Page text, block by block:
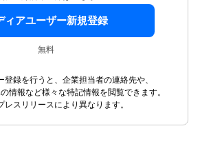
ィアユーザー新規登録
無料
登録を行うと、企業担当者の連絡先や、
情報など様々な特記情報を閲覧できます。
スリリースにより異なります。